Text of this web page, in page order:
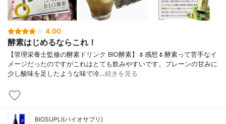
4.00
酵素はじめるならこれ！
【管理栄養士監修の酵素ドリンク BIO酵素】🌷感想🌷酵素って苦手なイ
メージだったのですがこれはとても飲みやすいです。プレーンの甘みに
少し酸味を足したような味で冷…続きを見る
BIOSUPLI(バイオサプリ)